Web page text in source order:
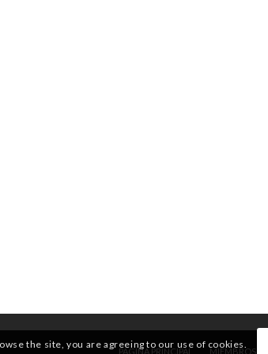
PÁGINA PRINCIPAL MIEMBROS
the site, you are agreeing to our use of cookies.